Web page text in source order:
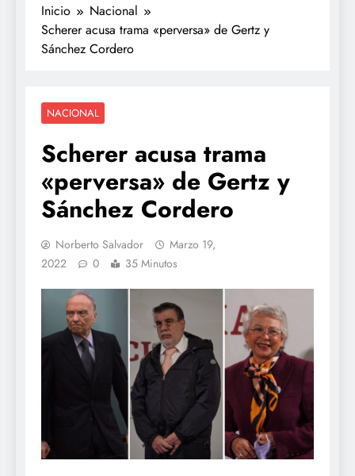
Inicio
Nacional
Scherer acusa trama «perversa» de Gertz y
Sánchez Cordero
NACIONAL
Scherer acusa trama
«perversa» de Gertz y
Sánchez Cordero
Norberto Salvador
Marzo 19,
2022
0 35 Minutos